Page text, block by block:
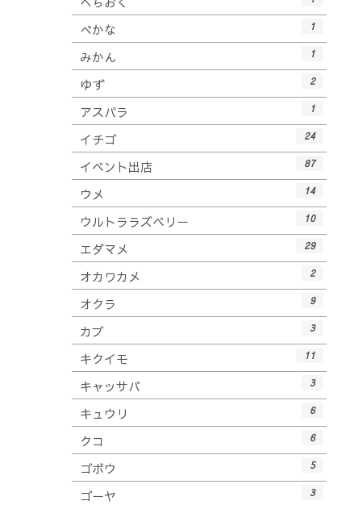
べかな 1
みかん 1
ゆず 2
アスパラ 1
イチゴ 24
イベント出店 87
ウメ 14
ウルトララズベリー 10
エダマメ 29
オカワカメ 2
オクラ 9
カブ 3
キクイモ 11
キャッサバ 3
キュウリ 6
クコ 6
ゴボウ 5
ゴーヤ 3